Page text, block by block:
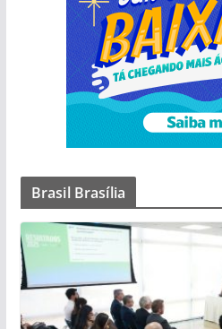
Brasil Brasília